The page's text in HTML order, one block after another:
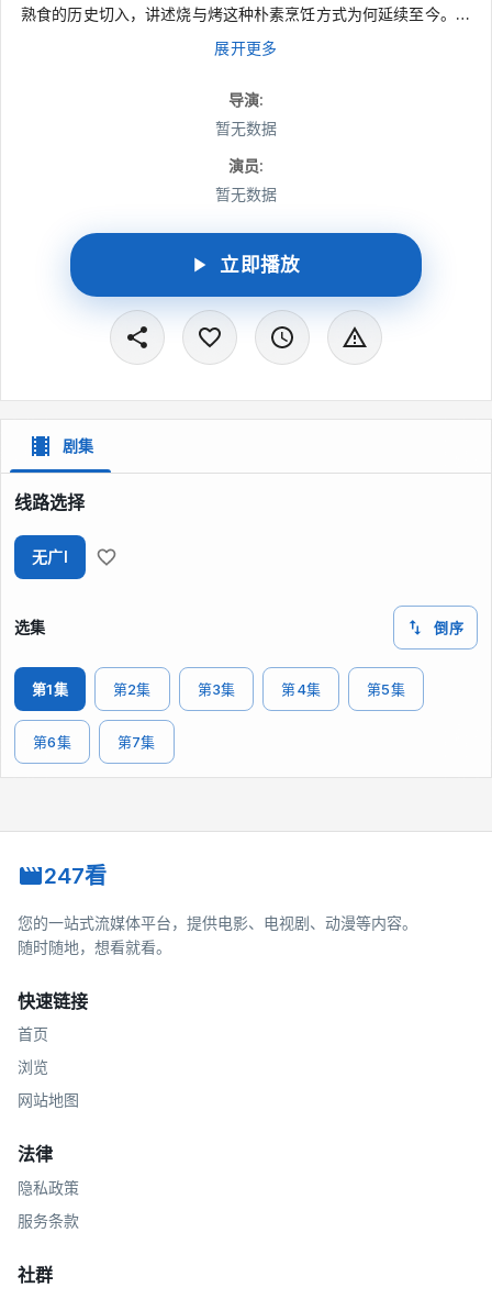
熟食的历史切入，讲述烧与烤这种朴素烹饪方式为何延续至今。镜
头走向不同地域的夜宵摊与市井角落，呈现各地特色烧烤的风味，
也记录人们围坐摊前时的放松、热络与烟火气。节目不只看见美食
展开更多
导演:
暂无数据
演员:
暂无数据
立即播放
剧集
线路选择
无广I
选集 倒序
第1集 第2集 第3集 第4集 第5集
第6集 第7集
247看
您的一站式流媒体平台，提供电影、电视剧、动漫等内容。
随时随地，想看就看。
快速链接
首页
浏览
网站地图
法律
隐私政策
服务条款
社群